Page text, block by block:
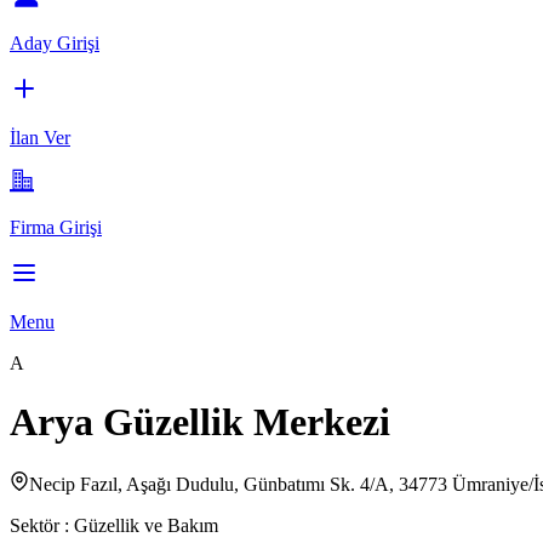
Aday Girişi
İlan Ver
Firma Girişi
Menu
A
Arya Güzellik Merkezi
Necip Fazıl, Aşağı Dudulu, Günbatımı Sk. 4/A, 34773 Ümraniye/
Sektör : Güzellik ve Bakım